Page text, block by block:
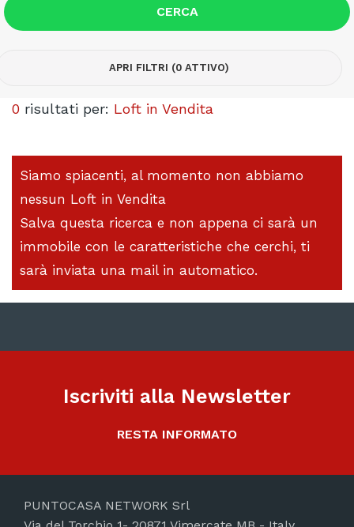
CERCA
APRI FILTRI (0 ATTIVO)
0 risultati per: Loft in Vendita
Siamo spiacenti, al momento non abbiamo
nessun Loft in Vendita
Salva questa ricerca e non appena ci sarà un
immobile con le caratteristiche che cerchi, ti
sarà inviata una mail in automatico.
Iscriviti alla Newsletter
RESTA INFORMATO
PUNTOCASA NETWORK Srl